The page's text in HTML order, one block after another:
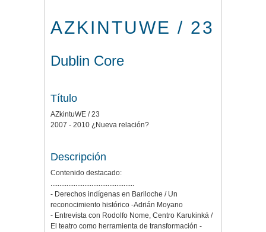
AZKINTUWE / 23
Dublin Core
Título
AZkintuWE / 23
2007 - 2010 ¿Nueva relación?
Descripción
Contenido destacado:
...............................................
- Derechos indígenas en Bariloche / Un
reconocimiento histórico -Adrián Moyano
- Entrevista con Rodolfo Nome, Centro Karukinká /
El teatro como herramienta de transformación -